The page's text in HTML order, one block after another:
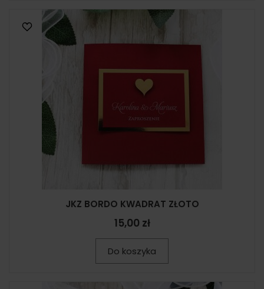
JKZ BORDO KWADRAT ZŁOTO
15,00 zł
Do koszyka